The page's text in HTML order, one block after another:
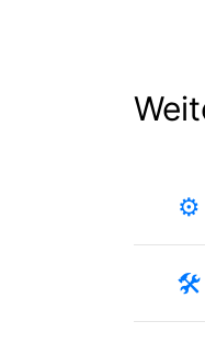
⚙️
🛠️